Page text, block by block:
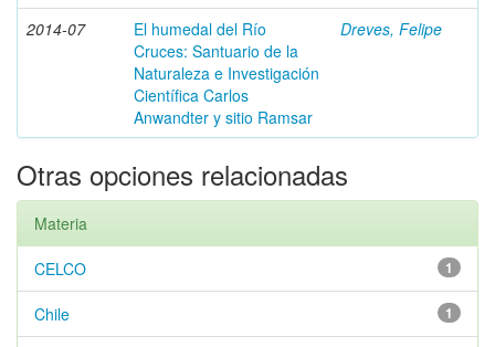
2014-07
El humedal del Río
Cruces: Santuario de la
Naturaleza e Investigación
Científica Carlos
Anwandter y sitio Ramsar
Dreves, Felipe
Otras opciones relacionadas
Materia
1
CELCO
1
Chile